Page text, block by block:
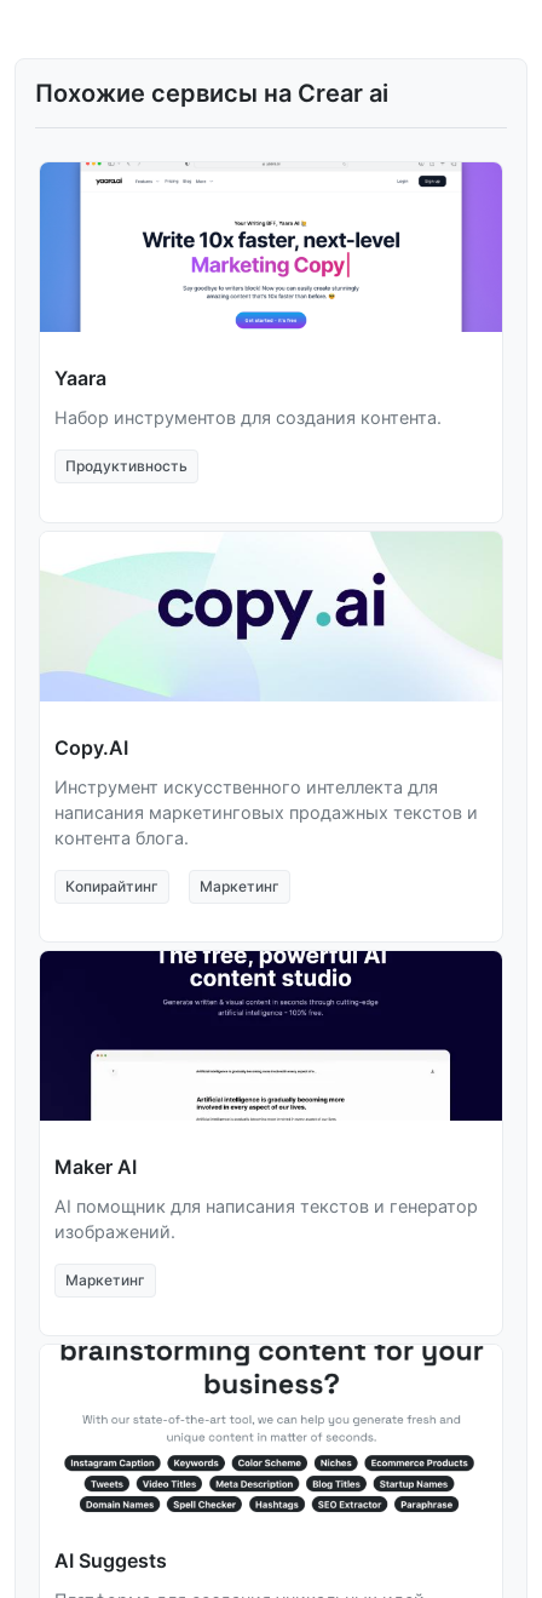
Похожие сервисы на Crear ai
Yaara
Набор инструментов для создания контента.
Продуктивность
Copy.AI
Инструмент искусственного интеллекта для
написания маркетинговых продажных текстов и
контента блога.
Копирайтинг Маркетинг
Maker AI
AI помощник для написания текстов и генератор
изображений.
Маркетинг
AI Suggests